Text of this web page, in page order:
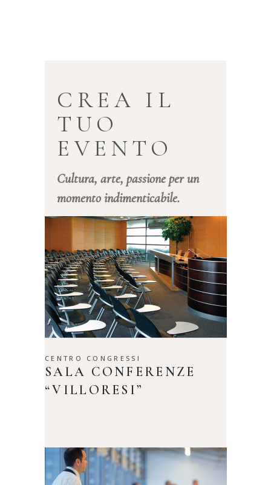
CREA IL
TUO
EVENTO
Cultura, arte, passione per un
momento indimenticabile.
CENTRO CONGRESSI
SALA CONFERENZE
“VILLORESI”